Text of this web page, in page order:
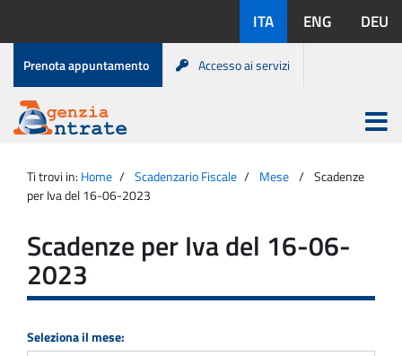
contenuto
disponibili:
ITA ENG DEU
Menu
di
servizio
Prenota appuntamento Accesso ai servizi
Agenzia
Entrate
Apri
menu
principale
Ti trovi in: Home Scadenzario Fiscale Mese
Scadenze
per Iva del 16-06-2023
Scadenze per Iva del 16-06-
2023
Seleziona il mese: